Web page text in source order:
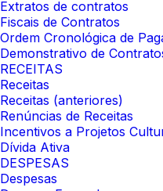
Extratos de contratos
Fiscais de Contratos
Ordem Cronológica de
Demonstrativo de
RECEITAS
Receitas
Receitas (anteriores)
Renúncias de Receitas
Incentivos a Projetos
Dívida Ativa
DESPESAS
Despesas